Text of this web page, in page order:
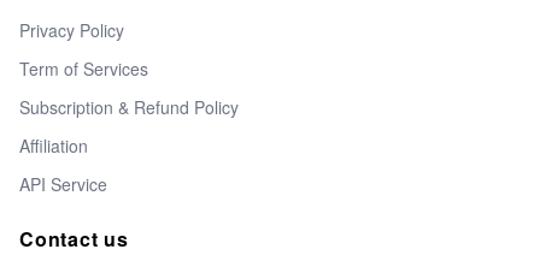
Privacy Policy
Term of Services
Subscription & Refund Policy
Affiliation
API Service
Contact us